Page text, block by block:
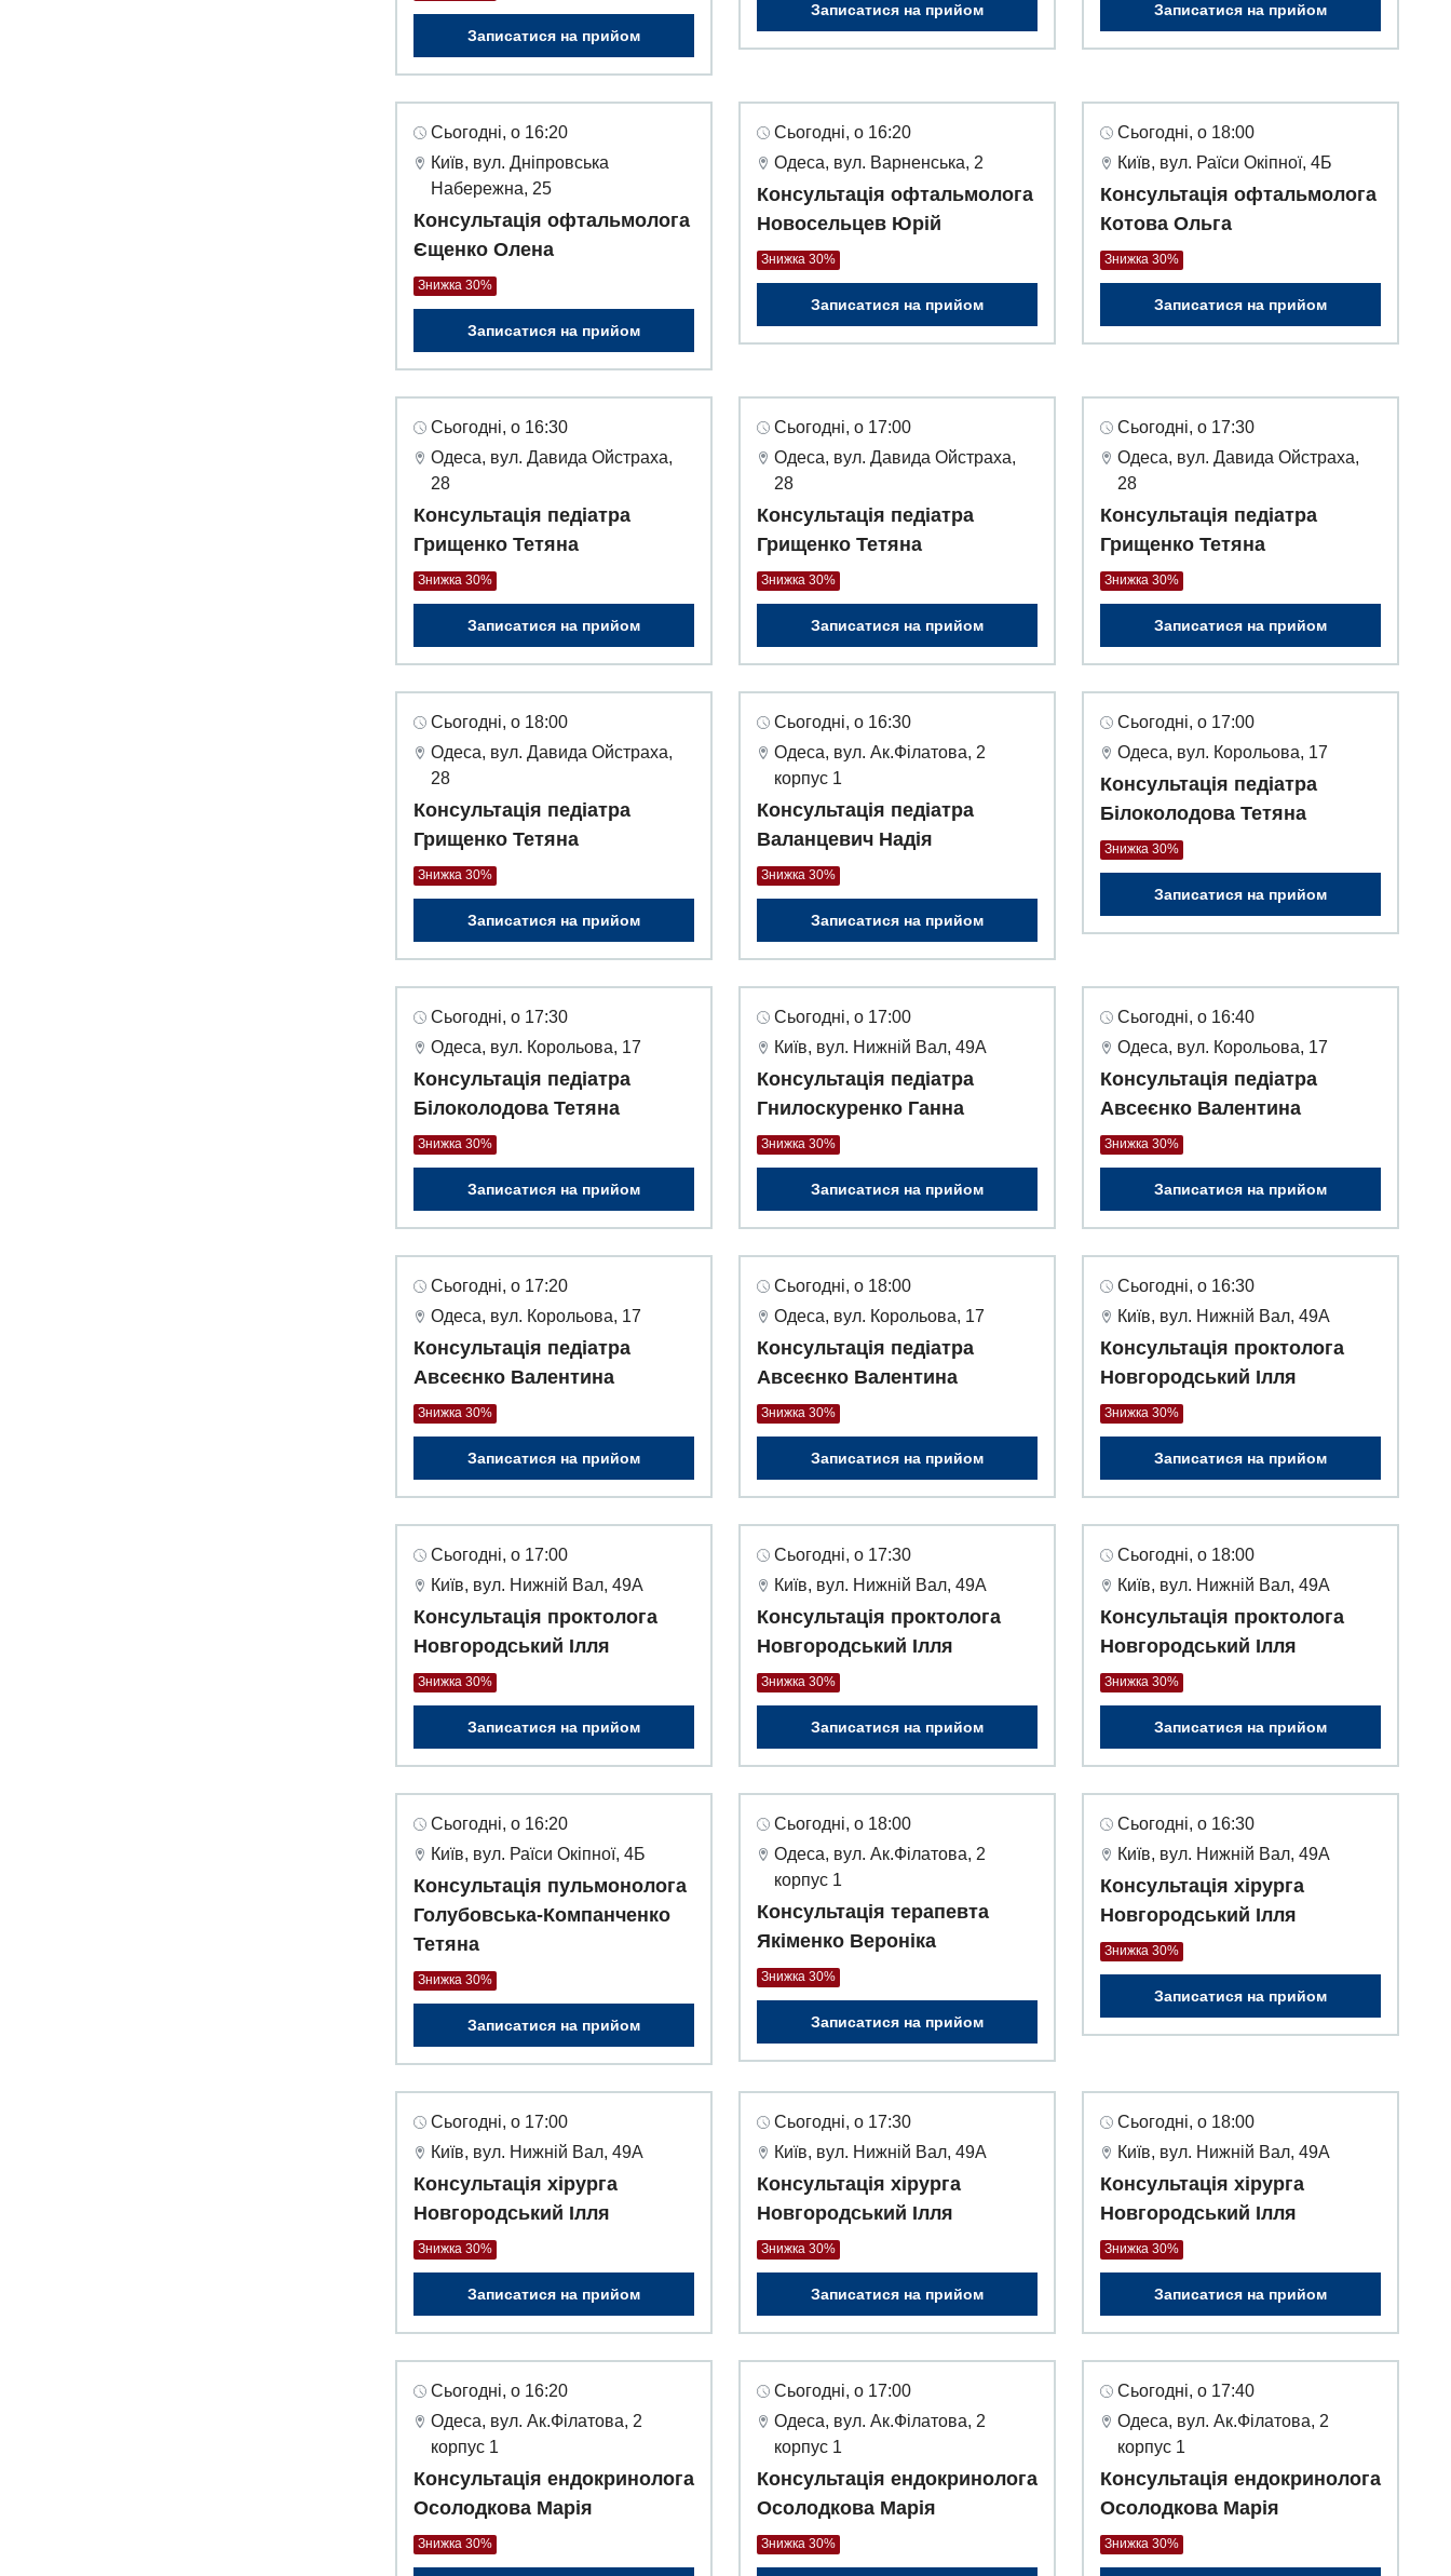
Записатися на прийом
Записатися на прийом Записатися на прийом
Сьогодні, о 16:20
Київ, вул. Дніпровська
Набережна, 25
Консультація офтальмолога
Єщенко Олена
Знижка 30%
Записатися на прийом
Сьогодні, о 16:20
Одеса, вул. Варненська, 2
Консультація офтальмолога
Новосельцев Юрій
Знижка 30%
Записатися на прийом
Сьогодні, о 18:00
Київ, вул. Раїси Окіпної, 4Б
Консультація офтальмолога
Котова Ольга
Знижка 30%
Записатися на прийом
Сьогодні, о 16:30
Одеса, вул. Давида Ойстраха,
28
Консультація педіатра
Грищенко Тетяна
Знижка 30%
Записатися на прийом
Сьогодні, о 17:00
Одеса, вул. Давида Ойстраха,
28
Консультація педіатра
Грищенко Тетяна
Знижка 30%
Записатися на прийом
Сьогодні, о 17:30
Одеса, вул. Давида Ойстраха,
28
Консультація педіатра
Грищенко Тетяна
Знижка 30%
Записатися на прийом
Сьогодні, о 18:00
Одеса, вул. Давида Ойстраха,
28
Консультація педіатра
Грищенко Тетяна
Знижка 30%
Записатися на прийом
Сьогодні, о 16:30
Одеса, вул. Ак.Філатова, 2
корпус 1
Консультація педіатра
Валанцевич Надія
Знижка 30%
Записатися на прийом
Сьогодні, о 17:00
Одеса, вул. Корольова, 17
Консультація педіатра
Білоколодова Тетяна
Знижка 30%
Записатися на прийом
Сьогодні, о 17:30
Одеса, вул. Корольова, 17
Консультація педіатра
Білоколодова Тетяна
Знижка 30%
Записатися на прийом
Сьогодні, о 17:00
Київ, вул. Нижній Вал, 49А
Консультація педіатра
Гнилоскуренко Ганна
Знижка 30%
Записатися на прийом
Сьогодні, о 16:40
Одеса, вул. Корольова, 17
Консультація педіатра
Авсеєнко Валентина
Знижка 30%
Записатися на прийом
Сьогодні, о 17:20
Одеса, вул. Корольова, 17
Консультація педіатра
Авсеєнко Валентина
Знижка 30%
Записатися на прийом
Сьогодні, о 18:00
Одеса, вул. Корольова, 17
Консультація педіатра
Авсеєнко Валентина
Знижка 30%
Записатися на прийом
Сьогодні, о 16:30
Київ, вул. Нижній Вал, 49А
Консультація проктолога
Новгородський Ілля
Знижка 30%
Записатися на прийом
Сьогодні, о 17:00
Київ, вул. Нижній Вал, 49А
Консультація проктолога
Новгородський Ілля
Знижка 30%
Записатися на прийом
Сьогодні, о 17:30
Київ, вул. Нижній Вал, 49А
Консультація проктолога
Новгородський Ілля
Знижка 30%
Записатися на прийом
Сьогодні, о 18:00
Київ, вул. Нижній Вал, 49А
Консультація проктолога
Новгородський Ілля
Знижка 30%
Записатися на прийом
Сьогодні, о 16:20
Київ, вул. Раїси Окіпної, 4Б
Консультація пульмонолога
Голубовська-Компанченко
Тетяна
Знижка 30%
Записатися на прийом
Сьогодні, о 18:00
Одеса, вул. Ак.Філатова, 2
корпус 1
Консультація терапевта
Якіменко Вероніка
Знижка 30%
Записатися на прийом
Сьогодні, о 16:30
Київ, вул. Нижній Вал, 49А
Консультація хірурга
Новгородський Ілля
Знижка 30%
Записатися на прийом
Сьогодні, о 17:00
Київ, вул. Нижній Вал, 49А
Консультація хірурга
Новгородський Ілля
Знижка 30%
Записатися на прийом
Сьогодні, о 17:30
Київ, вул. Нижній Вал, 49А
Консультація хірурга
Новгородський Ілля
Знижка 30%
Записатися на прийом
Сьогодні, о 18:00
Київ, вул. Нижній Вал, 49А
Консультація хірурга
Новгородський Ілля
Знижка 30%
Записатися на прийом
Сьогодні, о 16:20
Одеса, вул. Ак.Філатова, 2
корпус 1
Консультація ендокринолога
Осолодкова Марія
Знижка 30%
Сьогодні, о 17:00
Одеса, вул. Ак.Філатова, 2
корпус 1
Консультація ендокринолога
Осолодкова Марія
Знижка 30%
Сьогодні, о 17:40
Одеса, вул. Ак.Філатова, 2
корпус 1
Консультація ендокринолога
Осолодкова Марія
Знижка 30%